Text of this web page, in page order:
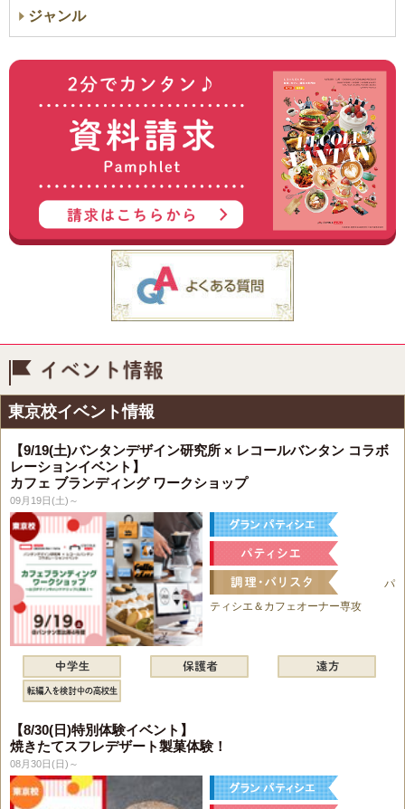
ジャンル
東京校イベント情報
【9/19(土)バンタンデザイン研究所 × レコールバンタン コラボ
レーションイベント】
カフェ ブランディング ワークショップ
09月19日(土)～
パ
ティシエ＆カフェオーナー専攻
【8/30(日)特別体験イベント】
焼きたてスフレデザート製菓体験！
08月30日(日)～